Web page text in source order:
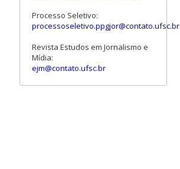
Processo Seletivo:
processoseletivo.ppgjor@contato.ufsc.br
Revista Estudos em Jornalismo e
Mídia:
ejm@contato.ufsc.br